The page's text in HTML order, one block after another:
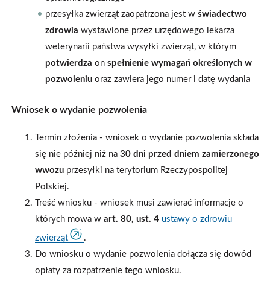
przesyłka zwierząt zaopatrzona jest w świadectwo
zdrowia wystawione przez urzędowego lekarza
weterynarii państwa wysyłki zwierząt, w którym
potwierdza on spełnienie wymagań określonych w
pozwoleniu oraz zawiera jego numer i datę wydania
Wniosek o wydanie pozwolenia
Termin złożenia - wniosek o wydanie pozwolenia składa
się nie później niż na 30 dni przed dniem zamierzonego
wwozu przesyłki na terytorium Rzeczypospolitej
Polskiej.
Treść wniosku - wniosek musi zawierać informacje o
których mowa w art. 80, ust. 4 ustawy o zdrowiu
zwierząt
.
Do wniosku o wydanie pozwolenia dołącza się dowód
opłaty za rozpatrzenie tego wniosku.